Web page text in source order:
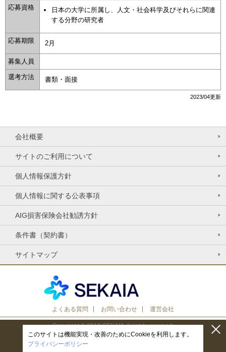
応募資格
日本の大学に所属し、人文・社会科学及びそれらに関連
する分野の研究者
応募期限 2月
募集人員
選考方法 書類・面接
2023/04更新
会社概要
サイトのご利用について
個人情報保護方針
個人情報に関する公表事項
AIG損害保険会社勧誘方針
条件書（契約書）
サイトマップ
よくある質問 お問い合わせ 運営会社
Copyright © 2019 SEKAIA. ll rights reserved.
このサイトは機能実現・改善のためにCookieを利用します。
プライバシーポリシー